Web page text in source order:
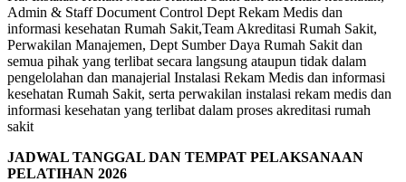
Admin & Staff Document Control Dept Rekam Medis dan
informasi kesehatan Rumah Sakit,Team Akreditasi Rumah Sakit,
Perwakilan Manajemen, Dept Sumber Daya Rumah Sakit dan
semua pihak yang terlibat secara langsung ataupun tidak dalam
pengelolahan dan manajerial Instalasi Rekam Medis dan informasi
kesehatan Rumah Sakit, serta perwakilan instalasi rekam medis dan
informasi kesehatan yang terlibat dalam proses akreditasi rumah
sakit
JADWAL TANGGAL DAN TEMPAT PELAKSANAAN
PELATIHAN 2026